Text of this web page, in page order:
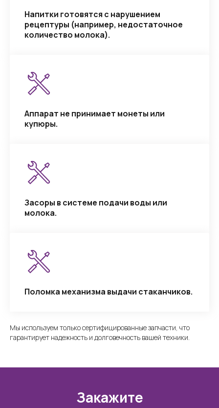
Напитки готовятся с нарушением
рецептуры (например, недостаточное
количество молока).
Аппарат не принимает монеты или
купюры.
Засоры в системе подачи воды или
молока.
Поломка механизма выдачи стаканчиков.
Мы используем только сертифицированные запчасти, что
гарантирует надежность и долговечность вашей техники.
Закажите